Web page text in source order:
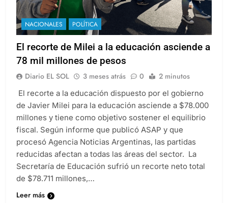
NACIONALES POLÍTICA
El recorte de Milei a la educación asciende a
78 mil millones de pesos
Diario EL SOL 3 meses atrás 0 2 minutos
El recorte a la educación dispuesto por el gobierno
de Javier Milei para la educación asciende a $78.000
millones y tiene como objetivo sostener el equilibrio
fiscal. Según informe que publicó ASAP y que
procesó Agencia Noticias Argentinas, las partidas
reducidas afectan a todas las áreas del sector. La
Secretaría de Educación sufrió un recorte neto total
de $78.711 millones,…
Leer más